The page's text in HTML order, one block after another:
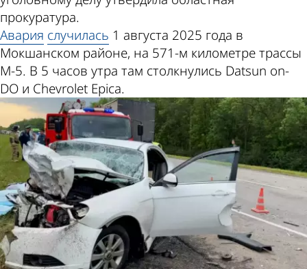
прокуратура.
Авария случилась 1 августа 2025 года в
Мокшанском районе, на 571-м километре трассы
М-5. В 5 часов утра там столкнулись Datsun on-
DO и Chevrolet Epica.